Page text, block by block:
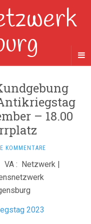
– 18.00
KOMMENTARE
VA : Netzwerk |
2023